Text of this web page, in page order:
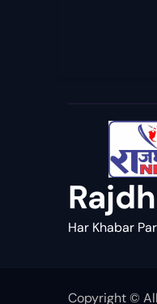
Har Khabar
Copyright ©